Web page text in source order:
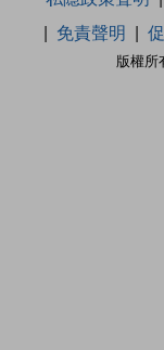
版權所
免責聲明